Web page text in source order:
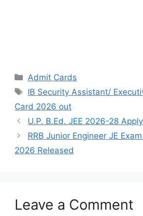
Admit Cards
IB Security Assistant/
Card 2026 out
U.P. B.Ed. JEE 2026-28
RRB Junior Engineer JE
2026 Released
Leave a Comment